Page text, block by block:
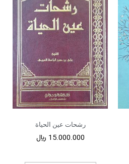
رشحات عین الحیاة
15.000.000 ﷼